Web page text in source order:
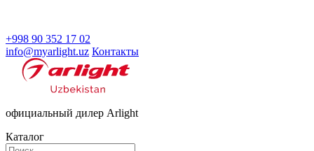
+998 90 352 17 02
info@myarlight.uz Контакты
официальный дилер Arlight
Каталог